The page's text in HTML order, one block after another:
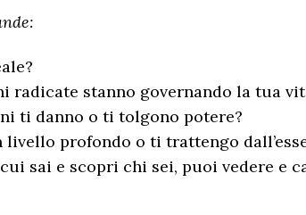
radicate stanno governando la tua
ti danno o ti tolgono potere?
livello profondo o ti trattengo
sai e scopri chi sei, puoi vedere e